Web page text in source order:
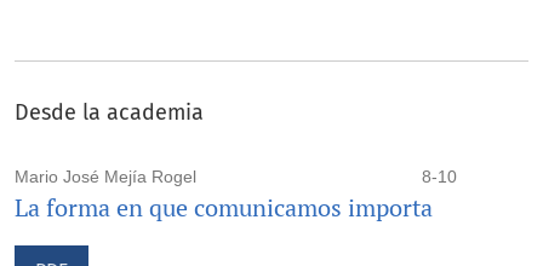
Desde la academia
Mario José Mejía Rogel 8-10
La forma en que comunicamos importa